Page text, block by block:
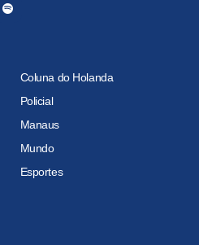
Coluna do Holanda
Policial
Manaus
Mundo
Esportes